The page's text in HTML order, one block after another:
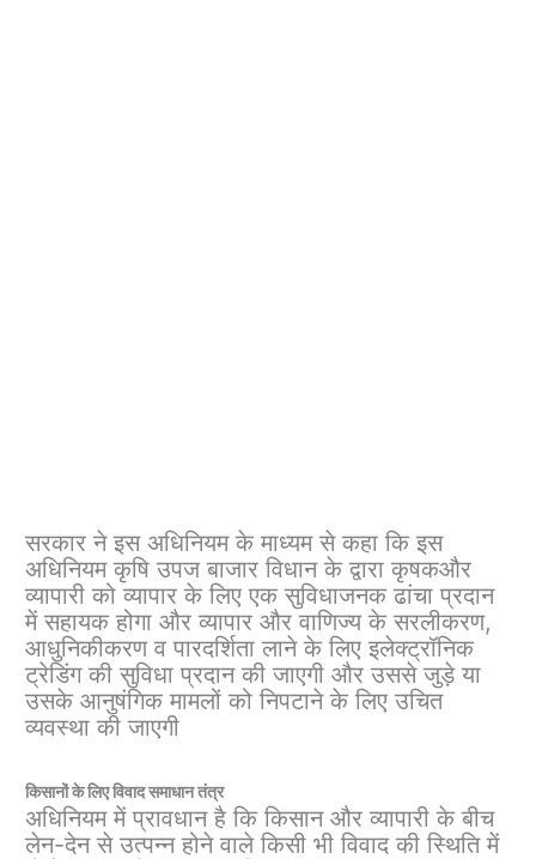
सरकार ने इस अधिनियम के माध्यम से कहा कि इस
अधिनियम कृषि उपज बाजार विधान के द्वारा कृषकऔर
व्यापारी को व्यापार के लिए एक सुविधाजनक ढांचा प्रदान
में सहायक होगा और व्यापार और वाणिज्य के सरलीकरण,
आधुनिकीकरण व पारदर्शिता लाने के लिए इलेक्ट्रॉनिक
ट्रेडिंग की सुविधा प्रदान की जाएगी और उससे जुड़े या
उसके आनुषंगिक मामलों को निपटाने के लिए उचित
व्यवस्था की जाएगी
किसानों के लिए विवाद समाधान तंत्र
अधिनियम में प्रावधान है कि किसान और व्यापारी के बीच
लेन-देन से उत्पन्न होने वाले किसी भी विवाद की स्थिति में